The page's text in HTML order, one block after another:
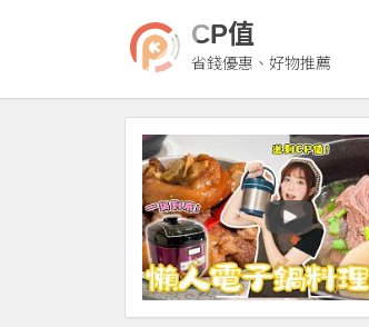
CP值
省錢優惠、好物推薦